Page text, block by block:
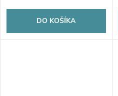
DO KOŠÍKA